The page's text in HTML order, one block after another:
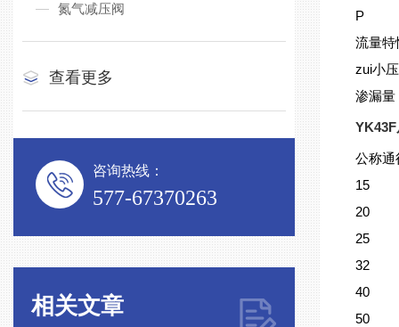
氮气减压阀
查看更多
咨询热线：
577-67370263
相关文章
P
流量特
zui小
渗漏量
YK43F
公称通
15
20
25
32
40
50